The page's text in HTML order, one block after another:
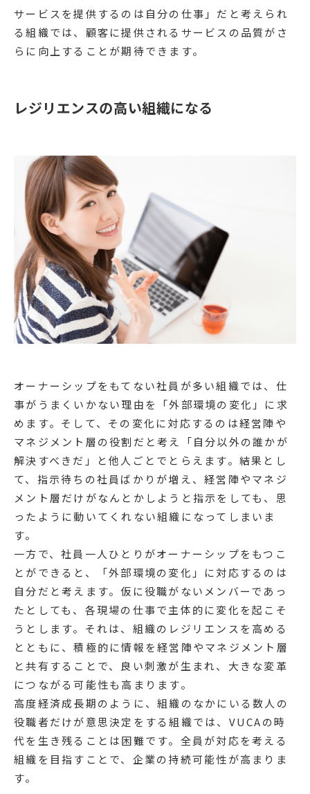
サービスを提供するのは自分の仕事」だと考えられ
る組織では、顧客に提供されるサービスの品質がさ
らに向上することが期待できます。
レジリエンスの高い組織になる
オーナーシップをもてない社員が多い組織では、仕
事がうまくいかない理由を「外部環境の変化」に求
めます。そして、その変化に対応するのは経営陣や
マネジメント層の役割だと考え「自分以外の誰かが
解決すべきだ」と他人ごとでとらえます。結果とし
て、指示待ちの社員ばかりが増え、経営陣やマネジ
メント層だけがなんとかしようと指示をしても、思
ったように動いてくれない組織になってしまいま
す。
一方で、社員一人ひとりがオーナーシップをもつこ
とができると、「外部環境の変化」に対応するのは
自分だと考えます。仮に役職がないメンバーであっ
たとしても、各現場の仕事で主体的に変化を起こそ
うとします。それは、組織のレジリエンスを高める
とともに、積極的に情報を経営陣やマネジメント層
と共有することで、良い刺激が生まれ、大きな変革
につながる可能性も高まります。
高度経済成長期のように、組織のなかにいる数人の
役職者だけが意思決定をする組織では、VUCAの時
代を生き残ることは困難です。全員が対応を考える
組織を目指すことで、企業の持続可能性が高まりま
す。